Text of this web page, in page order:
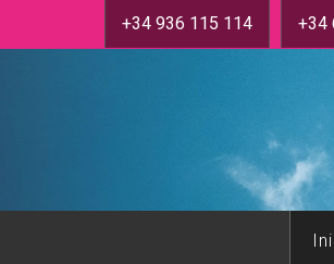
+34 936 115 114 +34